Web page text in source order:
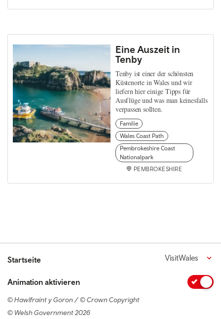
Eine Auszeit in
Tenby
Tenby ist einer der schönsten
Küstenorte in Wales und wir
liefern hier einige Tipps für
Ausflüge und was man keinesfalls
verpassen sollten.
Familie
Wales Coast Path
Pembrokeshire Coast
Nationalpark
PEMBROKESHIRE
Startseite VisitWales
Animation aktivieren
© Hawlfraint y Goron / © Crown Copyright
© Welsh Government 2026